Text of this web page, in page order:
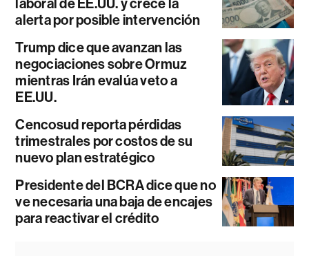
laboral de EE.UU. y crece la
alerta por posible intervención
Trump dice que avanzan las
negociaciones sobre Ormuz
mientras Irán evalúa veto a
EE.UU.
Cencosud reporta pérdidas
trimestrales por costos de su
nuevo plan estratégico
Presidente del BCRA dice que no
ve necesaria una baja de encajes
para reactivar el crédito